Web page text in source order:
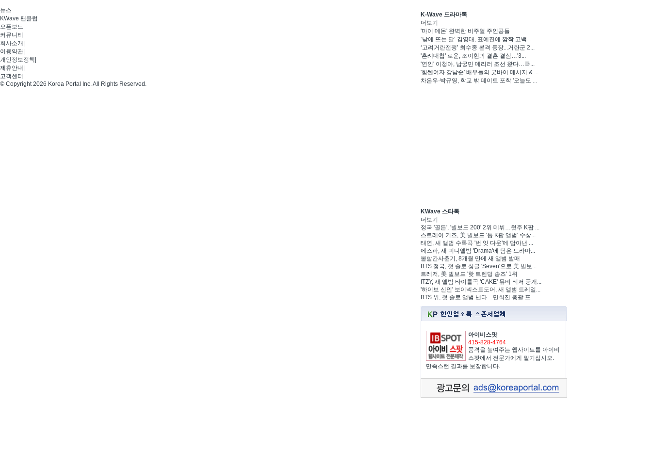
K-Wave 드라마톡
더보기
'마이 데몬' 완벽한 비주얼 주인공들
‘낮에 뜨는 달’ 김영대, 표예진에 깜짝 고백...
‘고려거란전쟁’ 최수종 본격 등장...거란군 2...
'혼례대첩' 로운, 조이현과 결혼 결심…'3...
'연인' 이청아, 남궁민 데리러 조선 왔다…극...
'힘쎈여자 강남순' 배우들의 굿바이 메시지 & ...
차은우·박규영, 학교 밖 데이트 포착 '오늘도 ...
KWave 스타톡
더보기
정국 '골든', '빌보드 200' 2위 데뷔…첫주 K팝 ...
스트레이 키즈, 美 빌보드 '톱 K팝 앨범' 수상...
태연, 새 앨범 수록곡 '번 잇 다운'에 담아낸 ...
에스파, 새 미니앨범 'Drama'에 담은 드라마...
볼빨간사춘기, 8개월 만에 새 앨범 발매
BTS 정국, 첫 솔로 싱글 'Seven'으로 美 빌보...
트레저, 美 빌보드 '핫 트렌딩 송즈' 1위
ITZY, 새 앨범 타이틀곡 'CAKE' 뮤비 티저 공개...
'하이브 신인' 보이넥스트도어, 새 앨범 트레일...
BTS 뷔, 첫 솔로 앨범 낸다…민희진 총괄 프...
아이비스팟
415-828-4764
품격을 높여주는 웹사이트를 아이비
스팟에서 전문가에게 맡기십시오.
만족스런 결과를 보장합니다.
뉴스
KWave 팬클럽
오픈보드
커뮤니티
회사소개
이용약관
개인정보정책
제휴안내
고객센터
© Copyright 2026 Korea Portal Inc. All Rights Reserved.